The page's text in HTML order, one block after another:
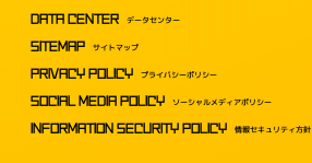
DATA CENTER データセンター
SITEMAP サイトマップ
PRIVACY POLICY プライバシーポリシー
SOCIAL MEDIA POLICY ソーシャルメディアポリシー
INFORMATION SECURITY POLICY 情報セキュリティ方針